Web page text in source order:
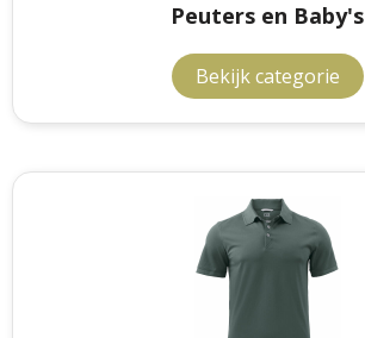
Peuters en Baby's
Bekijk categorie